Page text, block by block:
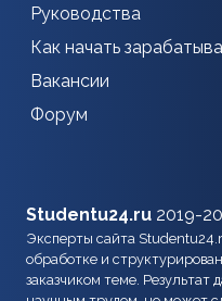
Руководства
Как начать
Вакансии
Форум
Studentu24.ru 2019-
Эксперты сайта
обработке и
заказчиком теме. Результат